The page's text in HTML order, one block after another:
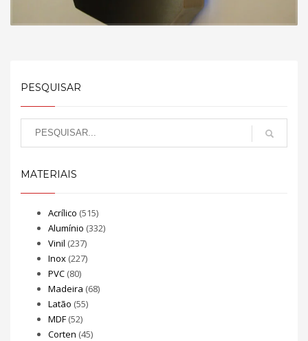
PESQUISAR
MATERIAIS
Acrílico (515)
Alumínio (332)
Vinil (237)
Inox (227)
PVC (80)
Madeira (68)
Latão (55)
MDF (52)
Corten (45)